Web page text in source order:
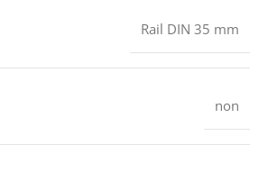
Rail DIN 35 mm
non